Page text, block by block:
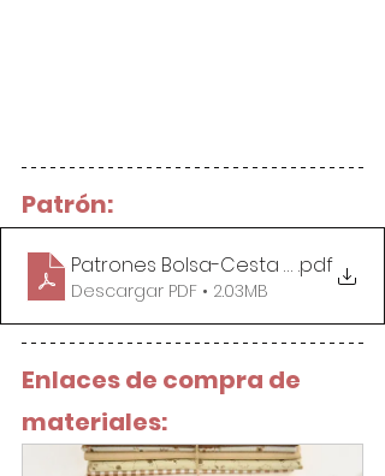
Patrón:
Patrones Bolsa-Cesta Costurero
.pdf
Descargar PDF • 2.03MB
Enlaces de compra de
materiales: